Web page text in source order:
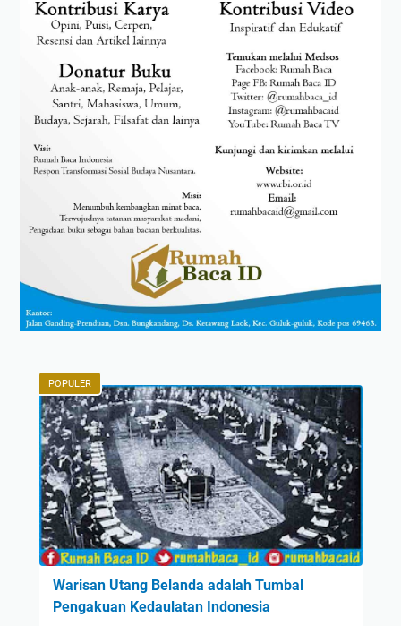
POPULER
Warisan Utang Belanda adalah Tumbal
Pengakuan Kedaulatan Indonesia